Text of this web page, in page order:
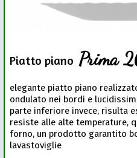
Piatto piano Prima
elegante piatto piano
ondulato nei bordi e
parte inferiore invece, risulta
resiste alle alte temperature,
forno, un prodotto garantito
lavastoviglie